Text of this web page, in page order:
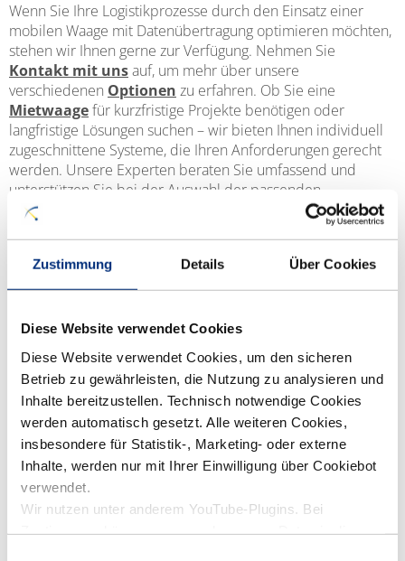
Zustimmung Details Über Cookies
Diese Website verwendet Cookies
Diese Website verwendet Cookies, um den sicheren
Betrieb zu gewährleisten, die Nutzung zu analysieren und
Inhalte bereitzustellen. Technisch notwendige Cookies
werden automatisch gesetzt. Alle weiteren Cookies,
insbesondere für Statistik-, Marketing- oder externe
Inhalte, werden nur mit Ihrer Einwilligung über Cookiebot
verwendet.
Wir nutzen unter anderem YouTube-Plugins. Bei
Wenn Sie Ihre Logistikprozesse durch den Einsatz einer
mobilen Waage mit Datenübertragung optimieren möchten,
stehen wir Ihnen gerne zur Verfügung. Nehmen Sie
Kontakt mit unsauf, um mehr über unsere
verschiedenen Optionen zu erfahren. Ob Sie eine
Mietwaagefür kurzfristige Projekte benötigen oder
langfristige Lösungen suchen – wir bieten Ihnen individuell
zugeschnittene Systeme, die Ihren Anforderungen gerecht
werden. Unsere Experten beraten Sie umfassend und
unterstützen Sie bei der Auswahl der passenden
Wägeausrüstung für Ihr Unternehmen.
Kontaktieren Sie uns bitte